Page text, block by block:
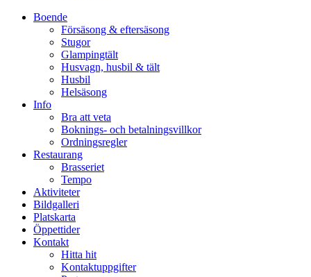
Boende
Försäsong & eftersäsong
Stugor
Glampingtält
Husvagn, husbil & tält
Husbil
Helsäsong
Info
Bra att veta
Boknings- och betalningsvillkor
Ordningsregler
Restaurang
Brasseriet
Tempo
Aktiviteter
Bildgalleri
Platskarta
Öppettider
Kontakt
Hitta hit
Kontaktuppgifter